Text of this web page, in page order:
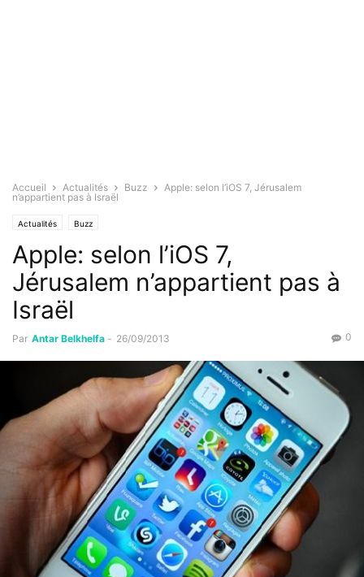
Accueil Actualités Buzz
Apple: selon l’iOS 7, Jérusalem
n’appartient pas à Israël
Actualités Buzz
Apple: selon l’iOS 7,
Jérusalem n’appartient pas à
Israël
Par Antar Belkhelfa - 26/09/2013 0